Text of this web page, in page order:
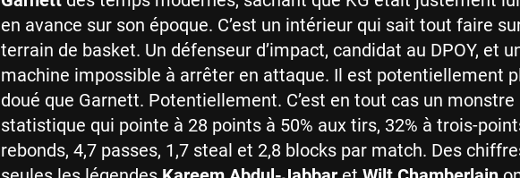
en avance sur son époque. C’est un intérieur qui sait tout faire
terrain de basket. Un défenseur d’impact, candidat au DPOY, et
machine impossible à arrêter en attaque. Il est potentiellement
doué que Garnett. Potentiellement. C’est en tout cas un monstre
statistique qui pointe à 28 points à 50% aux tirs, 32% à trois-
rebonds, 4,7 passes, 1,7 steal et 2,8 blocks par match. Des